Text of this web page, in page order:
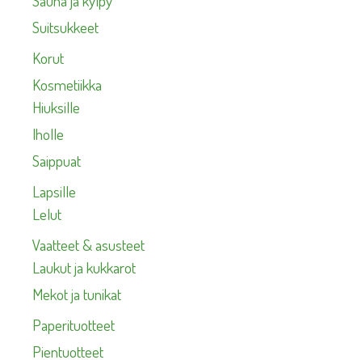
Suitsukkeet
Korut
Kosmetiikka
Hiuksille
Iholle
Saippuat
Lapsille
Lelut
Vaatteet & asusteet
Laukut ja kukkarot
Mekot ja tunikat
Paperituotteet
Pientuotteet